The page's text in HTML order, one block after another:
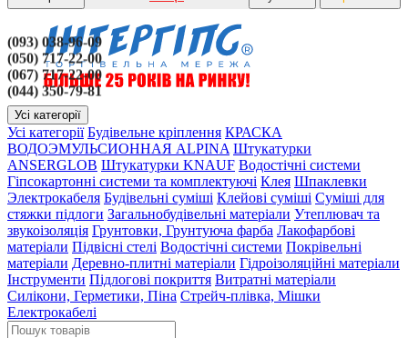
(093) 038-96-09
(050) 717-22-00
(067) 717-22-00
(044) 350-79-81
Усі категорії
Усі категорії Будівельне кріплення КРАСКА
ВОДОЭМУЛЬСИОННАЯ ALPINA Штукатурки
ANSERGLOB Штукатурки KNAUF Водостічні системи
Гіпсокартонні системи та комплектуючі Клея Шпаклевки
Электрокабеля Будівельні суміші Клейові суміші Суміші для
стяжки підлоги Загальнобудівельні матеріали Утеплювач та
звукоізоляція Грунтовки, Грунтуюча фарба Лакофарбові
матеріали Підвісні стелі Водостічні системи Покрівельні
матеріали Деревно-плитні матеріали Гідроізоляційні матеріали
Інструменти Підлогові покриття Витратні матеріали
Силікони, Герметики, Піна Стрейч-плівка, Мішки
Електрокабелі